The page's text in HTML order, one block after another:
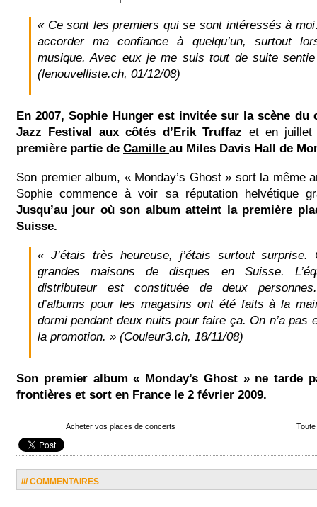
« Ce sont les premiers qui se sont intéressés à
accorder ma confiance à quelqu’un, surtout
musique. Avec eux je me suis tout de suite
(lenouvelliste.ch, 01/12/08)
En 2007, Sophie Hunger est invitée sur la scène du
Jazz Festival aux côtés d’Erik Truffaz et en
première partie de Camille au Miles Davis Hall de
Son premier album, « Monday’s Ghost » sort la même
Sophie commence à voir sa réputation helvétique
Jusqu’au jour où son album atteint la première
Suisse.
« J’étais très heureuse, j’étais surtout surprise.
grandes maisons de disques en Suisse.
distributeur est constituée de deux
d’albums pour les magasins ont été faits à la
dormi pendant deux nuits pour faire ça. On n’a pas
la promotion. » (Couleur3.ch, 18/11/08)
Son premier album « Monday’s Ghost » ne tarde
frontières et sort en France le 2 février 2009.
Acheter vos places de concerts
/// COMMENTAIRES